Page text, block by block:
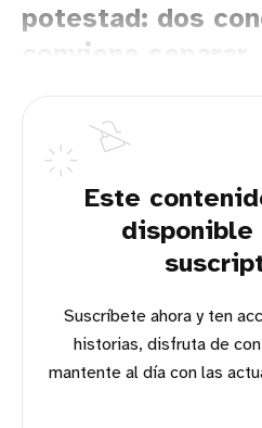
potestad: dos
conviene separar
Este
disponible
Suscríbete ahora y ten acceso a todas nuestras
historias, disfruta de
mantente al día con las